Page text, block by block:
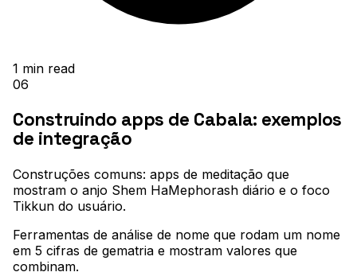
1 min read
06
Construindo apps de Cabala: exemplos
de integração
Construções comuns: apps de meditação que
mostram o anjo Shem HaMephorash diário e o foco
Tikkun do usuário.
Ferramentas de análise de nome que rodam um nome
em 5 cifras de gematria e mostram valores que
combinam.